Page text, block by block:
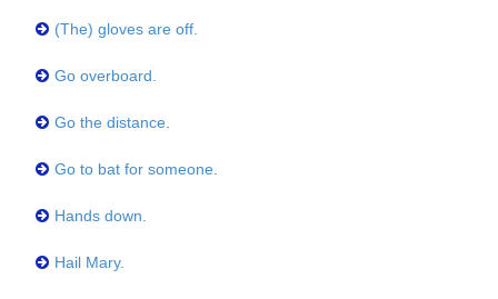
(The) gloves are off.
Go overboard.
Go the distance.
Go to bat for someone.
Hands down.
Hail Mary.